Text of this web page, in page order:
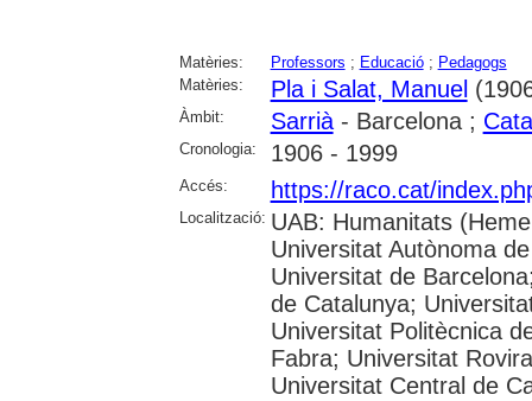
Matèries: Professors ; Educació; Pedagogs
Matèries:
Pla i Salat, Manuel
Àmbit: Sarrià- Barcelona ;
Cronologia: 1906 - 1999
Accés: https://raco.cat/
Localització: UAB: Humanitats
Universitat Autònoma
Universitat de
de Catalunya;
Universitat Politècnica
Fabra; Universitat
Universitat Central de